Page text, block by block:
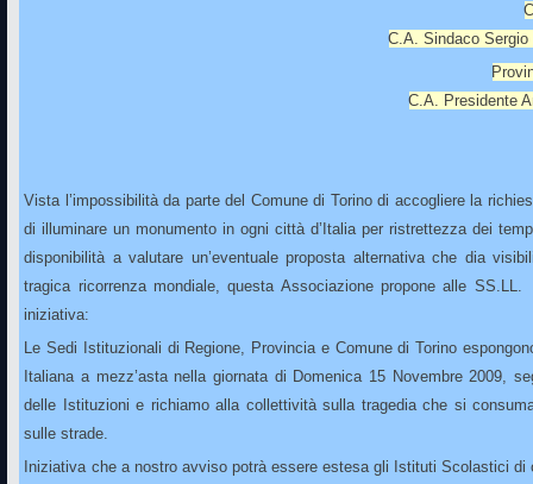
C.A. Sindaco Sergio
C.A. Presidente
Vista l’impossibilità da parte del Comune di Torino di accogliere la
di illuminare un monumento in ogni città d’Italia per ristrettezza dei
disponibilità a valutare un’eventuale proposta alternativa che dia
tragica ricorrenza mondiale, questa Associazione propone alle
iniziativa:
Le Sedi Istituzionali di Regione, Provincia e Comune di Torino
Italiana a mezz’asta nella giornata di Domenica 15 Novembre 2009,
delle Istituzioni e richiamo alla collettività sulla tragedia che si
sulle strade.
Iniziativa che a nostro avviso potrà essere estesa gli Istituti Scolastici di